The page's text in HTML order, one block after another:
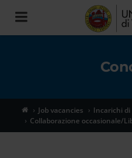
Toggle
navigation
Job vacancies
Incarichi di
Collaborazione occasionale/